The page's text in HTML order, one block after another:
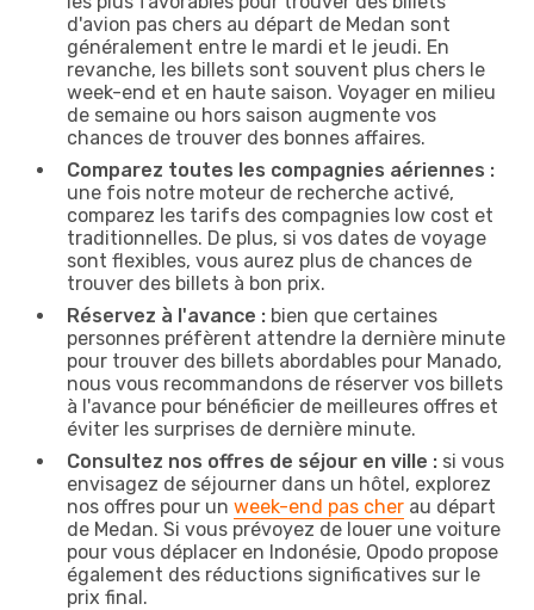
d'avion pas chers au départ de Medan sont
généralement entre le mardi et le jeudi. En
revanche, les billets sont souvent plus chers le
week-end et en haute saison. Voyager en milieu
de semaine ou hors saison augmente vos
chances de trouver des bonnes affaires.
Comparez toutes les compagnies aériennes :
une fois notre moteur de recherche activé,
comparez les tarifs des compagnies low cost et
traditionnelles. De plus, si vos dates de voyage
sont flexibles, vous aurez plus de chances de
trouver des billets à bon prix.
Réservez à l'avance : bien que certaines
personnes préfèrent attendre la dernière minute
pour trouver des billets abordables pour Manado,
nous vous recommandons de réserver vos billets
à l'avance pour bénéficier de meilleures offres et
éviter les surprises de dernière minute.
Consultez nos offres de séjour en ville : si vous
envisagez de séjourner dans un hôtel, explorez
nos offres pour un week-end pas cher au départ
de Medan. Si vous prévoyez de louer une voiture
pour vous déplacer en Indonésie, Opodo propose
également des réductions significatives sur le
prix final.